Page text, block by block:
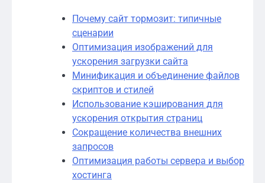
Почему сайт тормозит: типичные
сценарии
Оптимизация изображений для
ускорения загрузки сайта
Минификация и объединение файлов
скриптов и стилей
Использование кэширования для
ускорения открытия страниц
Сокращение количества внешних
запросов
Оптимизация работы сервера и выбор
хостинга